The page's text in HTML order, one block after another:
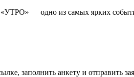
— одно из самых ярких
заполнить анкету и отправить